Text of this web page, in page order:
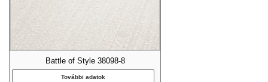
Battle of Style 38098-8
További adatok